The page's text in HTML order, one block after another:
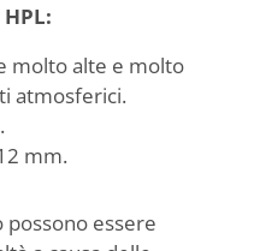
molto alte e molto
atmosferici.
mm.
essere